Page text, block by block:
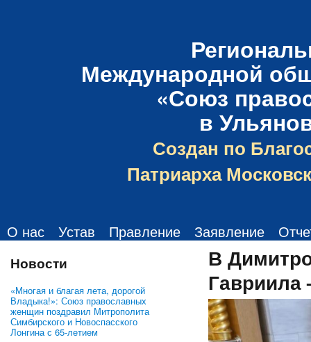
Международной
«Союз
в
Создан по
Патриарха
О нас Устав Правление Заявление
Новости
«Многая и благая лета, дорогой
Владыка!»: Союз православных
женщин поздравил Митрополита
Симбирского и Новоспасского
Лонгина с 65-летием
В
Гавриила